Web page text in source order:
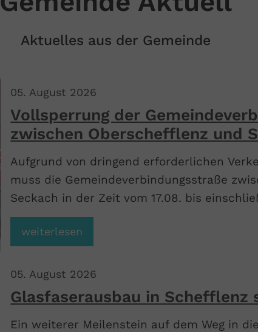
Aktuelles aus der Gemeinde
05. August 2026
Vollsperrung der
zwischen Oberschefflenz und
19.08.2026
Aufgrund von dringend erforderlichen
muss die Gemeindeverbindungsstraße
Seckach in der Zeit vom 17.08. bis
gesperrt werden. Die Umleitung muss über
Großeicholzheim erfolgen.
weiterlesen
05. August 2026
Glasfaserausbau in Schefflenz
Ein weiterer Meilenstein auf dem Weg in